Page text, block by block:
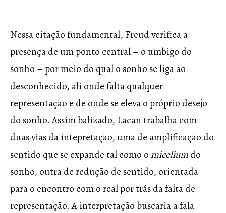
Nessa citação fundamental, Freud verifica a
presença de um ponto central – o umbigo do
sonho – por meio do qual o sonho se liga ao
desconhecido, ali onde falta qualquer
representação e de onde se eleva o próprio desejo
do sonho. Assim balizado, Lacan trabalha com
duas vias da intepretação, uma de amplificação do
sentido que se expande tal como o miceliumdo
sonho, outra de redução de sentido, orientada
para o encontro com o real por trás da falta de
representação. A interpretação buscaria a fala